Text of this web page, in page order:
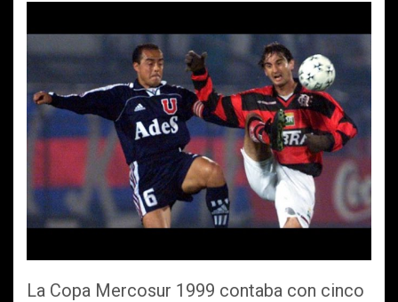
La Copa Mercosur 1999 contaba con cinco